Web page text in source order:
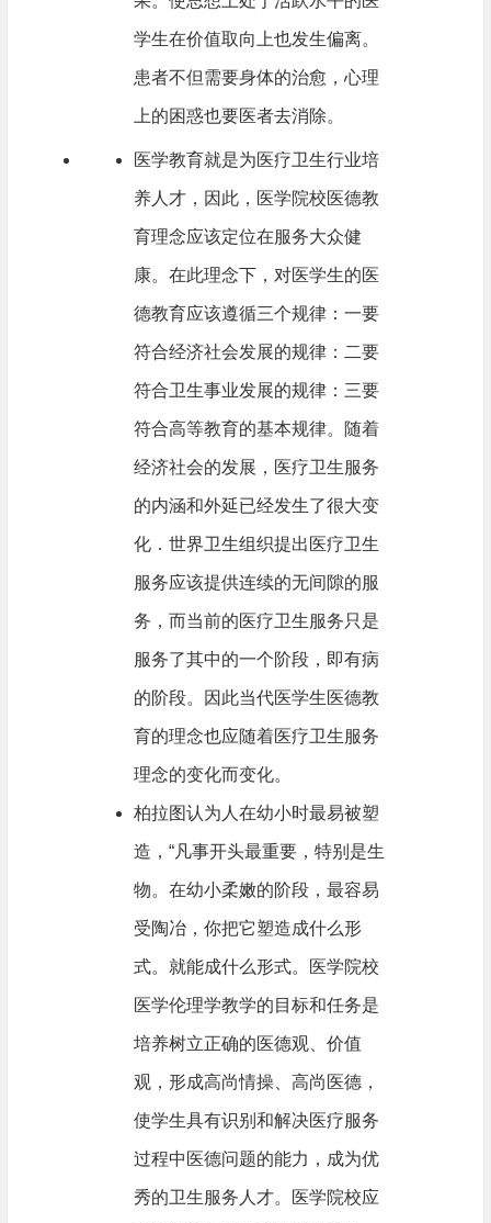
学生在价值取向上也发生偏离。
患者不但需要身体的治愈，心理
上的困惑也要医者去消除。
医学教育就是为医疗卫生行业培
养人才，因此，医学院校医德教
育理念应该定位在服务大众健
康。在此理念下，对医学生的医
德教育应该遵循三个规律：一要
符合经济社会发展的规律：二要
符合卫生事业发展的规律：三要
符合高等教育的基本规律。随着
经济社会的发展，医疗卫生服务
的内涵和外延已经发生了很大变
化．世界卫生组织提出医疗卫生
服务应该提供连续的无间隙的服
务，而当前的医疗卫生服务只是
服务了其中的一个阶段，即有病
的阶段。因此当代医学生医德教
育的理念也应随着医疗卫生服务
理念的变化而变化。
柏拉图认为人在幼小时最易被塑
造，“凡事开头最重要，特别是生
物。在幼小柔嫩的阶段，最容易
受陶冶，你把它塑造成什么形
式。就能成什么形式。医学院校
医学伦理学教学的目标和任务是
培养树立正确的医德观、价值
观，形成高尚情操、高尚医德，
使学生具有识别和解决医疗服务
过程中医德问题的能力，成为优
秀的卫生服务人才。医学院校应